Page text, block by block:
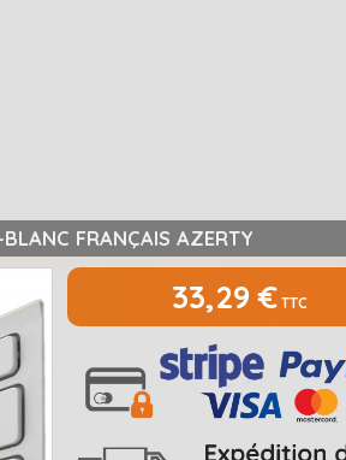
FRANÇAIS AZERTY
33,29 €TTC